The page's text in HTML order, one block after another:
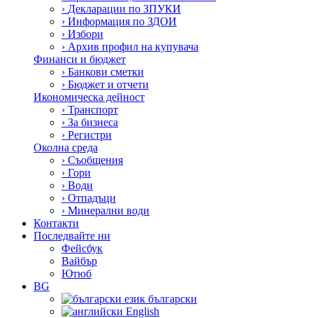
› Декларации по ЗПУКИ
› Информация по ЗДОИ
› Избори
› Архив профил на купувача
Финанси и бюджет
› Банкови сметки
› Бюджет и отчети
Икономическа дейност
› Транспорт
› За бизнеса
› Регистри
Околна среда
› Съобщения
› Гори
› Води
› Отпадъци
› Минерални води
Контакти
Последвайте ни
Фейсбук
Вайбър
Ютюб
BG
български
English